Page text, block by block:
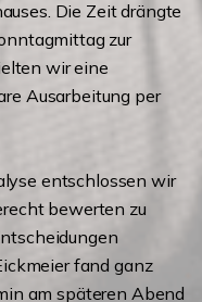
Die Zeit drängte
zur
wir eine
Ausarbeitung per
entschlossen wir
bewerten zu
fand ganz
am späteren Abend